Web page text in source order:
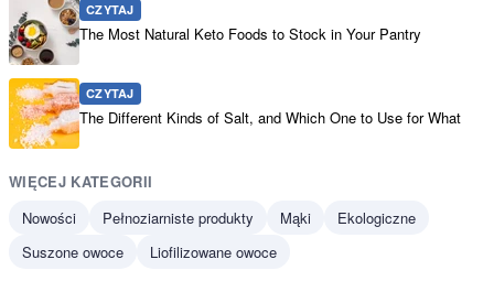
CZYTAJ
The Most Natural Keto Foods to Stock in Your Pantry
CZYTAJ
The Different Kinds of Salt, and Which One to Use for What
WIĘCEJ KATEGORII
Nowości
Pełnoziarniste produkty Mąki
Ekologiczne
Suszone owoce
Liofilizowane owoce